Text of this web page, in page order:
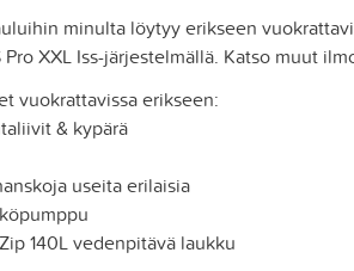
minulta löytyy erikseen
XXL Iss-järjestelmällä. Katso muut
vuokrattavissa erikseen:
& kypärä
useita erilaisia
140L vedenpitävä laukku